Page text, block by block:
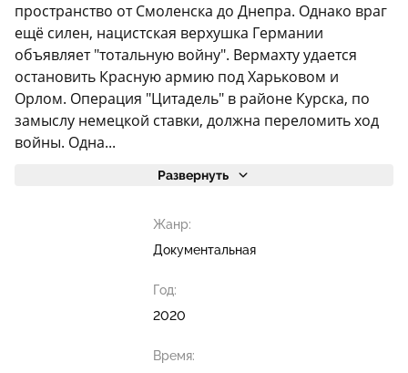
пространство от Смоленска до Днепра. Однако враг
ещё силен, нацистская верхушка Германии
объявляет "тотальную войну". Вермахту удается
остановить Красную армию под Харьковом и
Орлом. Операция "Цитадель" в районе Курска, по
замыслу немецкой ставки, должна переломить ход
войны. Одна...
Развернуть
Жанр:
Документальная
Год:
2020
Время: